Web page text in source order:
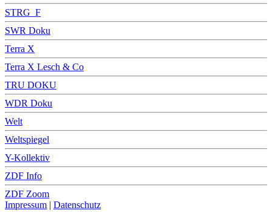
STRG_F
SWR Doku
Terra X
Terra X Lesch & Co
TRU DOKU
WDR Doku
Welt
Weltspiegel
Y-Kollektiv
ZDF Info
ZDF Zoom
Impressum | Datenschutz